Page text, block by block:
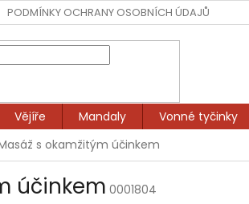
PODMÍNKY OCHRANY OSOBNÍCH ÚDAJŮ
Vějíře Mandaly
Vonné tyčinky
s okamžitým účinkem
účinkem 0001804